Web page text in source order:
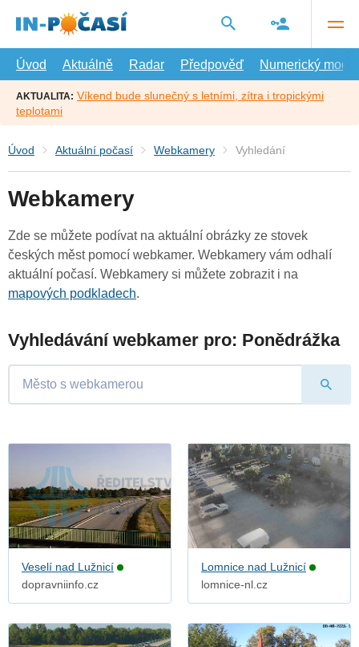
hlavní
Úvod
Aktuálně Radar Předpověď Numerický model
AKTUALITA: Víkend bude slunečný s letními, zítra i tropickými
teplotami
Úvod Aktuální počasí Webkamery Vyhledání
Webkamery
Zde se můžete podívat na aktuální obrázky ze stovek
českých měst pomocí webkamer. Webkamery vám odhalí
aktuální počasí. Webkamery si můžete zobrazit i na
mapových podkladech.
Vyhledávání webkamer pro: Ponědrážka
Veselí nad Lužnicí
dopravniinfo.cz
Lomnice nad Lužnicí
lomnice-nl.cz